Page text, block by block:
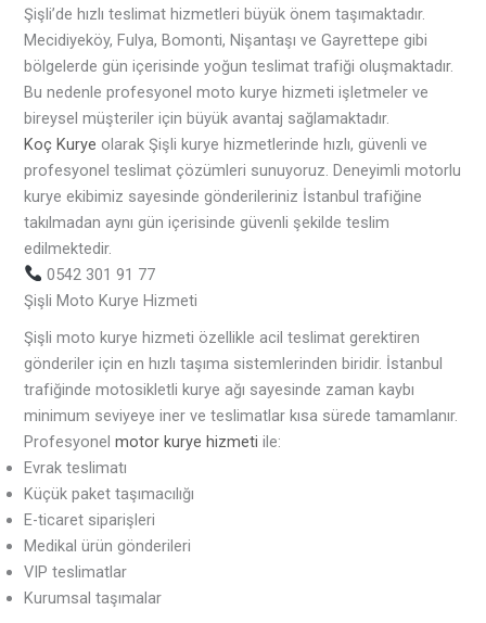
Şişli’de hızlı teslimat hizmetleri büyük önem taşımaktadır.
Mecidiyeköy, Fulya, Bomonti, Nişantaşı ve Gayrettepe gibi
bölgelerde gün içerisinde yoğun teslimat trafiği oluşmaktadır.
Bu nedenle profesyonel moto kurye hizmeti işletmeler ve
bireysel müşteriler için büyük avantaj sağlamaktadır.
Koç Kurye olarak Şişli kurye hizmetlerinde hızlı, güvenli ve
profesyonel teslimat çözümleri sunuyoruz. Deneyimli motorlu
kurye ekibimiz sayesinde gönderileriniz İstanbul trafiğine
takılmadan aynı gün içerisinde güvenli şekilde teslim
edilmektedir.
0542 301 91 77
Şişli Moto Kurye Hizmeti
Şişli moto kurye hizmeti özellikle acil teslimat gerektiren
gönderiler için en hızlı taşıma sistemlerinden biridir. İstanbul
trafiğinde motosikletli kurye ağı sayesinde zaman kaybı
minimum seviyeye iner ve teslimatlar kısa sürede tamamlanır.
Profesyonelmotor kurye hizmeti ile:
Evrak teslimatı
Küçük paket taşımacılığı
E-ticaret siparişleri
Medikal ürün gönderileri
VIP teslimatlar
Kurumsal taşımalar